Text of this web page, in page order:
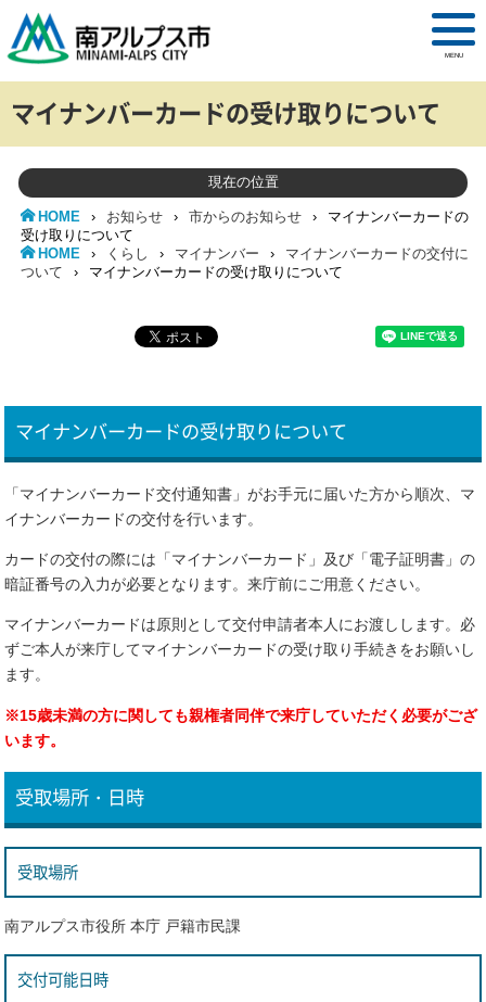
MENU
マイナンバーカードの受け取りについて
現在の位置
HOME › お知らせ › 市からのお知らせ ›
マイナンバーカードの
受け取りについて
HOME
› くらし › マイナンバー ›
マイナンバーカードの交付に
ついて
› マイナンバーカードの受け取りについて
マイナンバーカードの受け取りについて
「マイナンバーカード交付通知書」がお手元に届いた方から順次、マ
イナンバーカードの交付を行います。
カードの交付の際には「マイナンバーカード」及び「電子証明書」の
暗証番号の入力が必要となります。来庁前にご用意ください。
マイナンバーカードは原則として交付申請者本人にお渡しします。必
ずご本人が来庁してマイナンバーカードの受け取り手続きをお願いし
ます。
※15歳未満の方に関しても親権者同伴で来庁していただく必要がござ
います。
受取場所・日時
受取場所
南アルプス市役所 本庁 戸籍市民課
交付可能日時